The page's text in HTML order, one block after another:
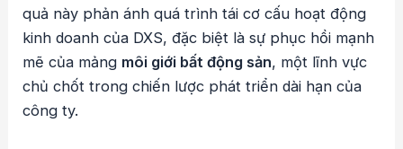
quả này phản ánh quá trình tái cơ cấu hoạt động
kinh doanh của DXS, đặc biệt là sự phục hồi mạnh
mẽ của mảng môi giới bất động sản, một lĩnh vực
chủ chốt trong chiến lược phát triển dài hạn của
công ty.